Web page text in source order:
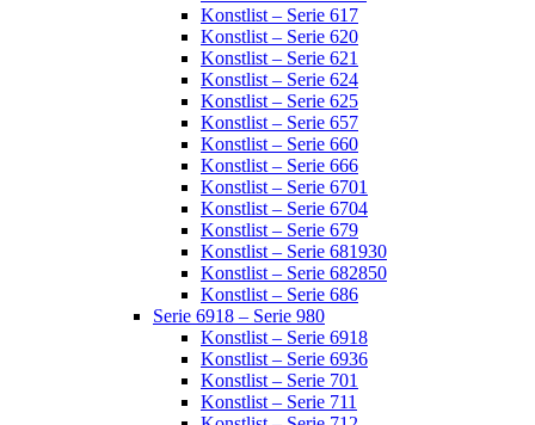
Konstlist – Serie 617
Konstlist – Serie 620
Konstlist – Serie 621
Konstlist – Serie 624
Konstlist – Serie 625
Konstlist – Serie 657
Konstlist – Serie 660
Konstlist – Serie 666
Konstlist – Serie 6701
Konstlist – Serie 6704
Konstlist – Serie 679
Konstlist – Serie 681930
Konstlist – Serie 682850
Konstlist – Serie 686
Serie 6918 – Serie 980
Konstlist – Serie 6918
Konstlist – Serie 6936
Konstlist – Serie 701
Konstlist – Serie 711